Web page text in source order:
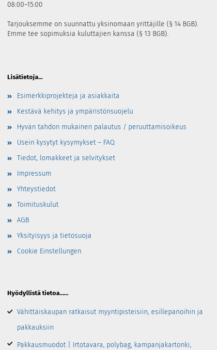
08:00–15:00
Tarjouksemme on suunnattu yksinomaan yrittäjille (§ 14 BGB).
Emme tee sopimuksia kuluttajien kanssa (§ 13 BGB).
Lisätietoja...
Esimerkkiprojekteja ja asiakkaita
Kestävä kehitys ja ympäristönsuojelu
Hyvän tahdon mukainen palautus / peruuttamisoikeus
Usein kysytyt kysymykset – FAQ
Tiedot, lomakkeet ja selvitykset
Impressum
Yhteystiedot
Toimituskulut
AGB
Yksityisyys ja tietosuoja
Cookie Einstellungen
Hyödyllistä tietoa……
Vähittäiskaupan ratkaisut myyntipisteisiin, esillepanoihin ja
pakkauksiin
Pakkausmuodot | Irtotavara, polybag, kampanjakartonki,